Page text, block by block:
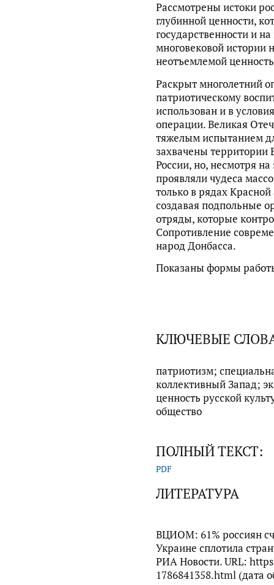
Рассмотрены истоки
глубинной ценности,
государственности и
многовековой истории
неотъемлемой
Раскрыт многолетний
патриотическому
использован и в
операции. Великая
тяжелым испытанием
захвачены территории
России, но, несмотря
проявляли чудеса
только в рядах
создавая подпольные
отряды, которые
Сопротивление
народ Донбасса.
Показаны формы
КЛЮЧЕВЫЕ
патриотизм;
коллективный Запад;
ценность русской
общество
ПОЛНЫЙ ТЕКСТ:
PDF
ЛИТЕРАТУРА
ВЦИОМ: 61% россиян
Украине сплотила
РИА Новости. URL:
1786841358.html (дата